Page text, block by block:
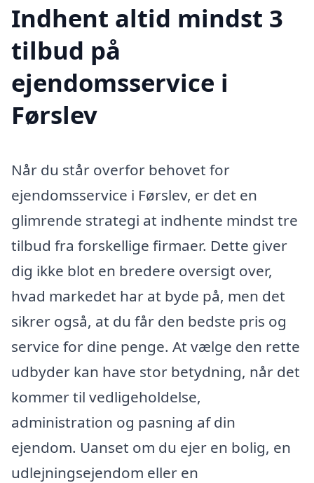
Indhent altid mindst 3
tilbud på
ejendomsservice i
Førslev
Når du står overfor behovet for
ejendomsservice i Førslev, er det en
glimrende strategi at indhente mindst tre
tilbud fra forskellige firmaer. Dette giver
dig ikke blot en bredere oversigt over,
hvad markedet har at byde på, men det
sikrer også, at du får den bedste pris og
service for dine penge. At vælge den rette
udbyder kan have stor betydning, når det
kommer til vedligeholdelse,
administration og pasning af din
ejendom. Uanset om du ejer en bolig, en
udlejningsejendom eller en